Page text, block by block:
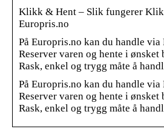
Klikk & Hent – Slik fungerer
Europris.no
På Europris.no kan du handle
Reserver varen og hente i
Rask, enkel og trygg måte å
På Europris.no kan du handle
Reserver varen og hente i
Rask, enkel og trygg måte å